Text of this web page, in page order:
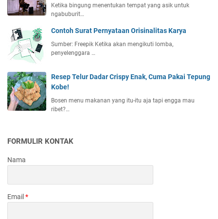
Ketika bingung menentukan tempat yang asik untuk
ngabuburit…
Contoh Surat Pernyataan Orisinalitas Karya
Sumber: Freepik Ketika akan mengikuti lomba,
penyelenggara …
Resep Telur Dadar Crispy Enak, Cuma Pakai Tepung
Kobe!
Bosen menu makanan yang itu-itu aja tapi engga mau
ribet?…
FORMULIR KONTAK
Nama
Email *